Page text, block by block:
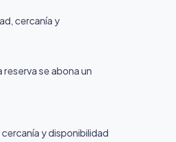
cercanía y
se abona un
y disponibilidad